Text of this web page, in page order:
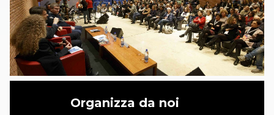
Organizza da noi